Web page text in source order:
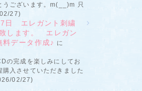
うございます。m(__)m 只
27)
日 エレガント刺繍
します。 エレガン
料データ作成♪ に
の完成を楽しみにしてお
購入させていただきました
02/27)